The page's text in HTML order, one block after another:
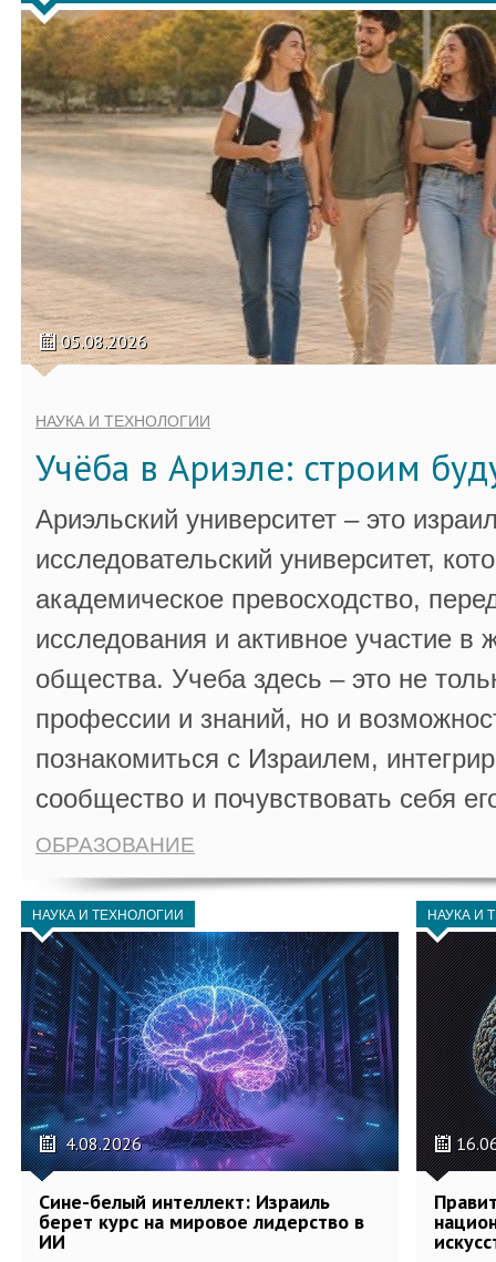
05.08.2026
НАУКА И ТЕХНОЛОГИИ
Учёба в Ариэле: строим
Ариэльский университет – это
исследовательский университет,
академическое превосходство,
исследования и активное участие в
общества. Учеба здесь – это не
профессии и знаний, но и
познакомиться с Израилем,
сообщество и почувствовать себя
ОБРАЗОВАНИЕ
НАУКА И ТЕХНОЛОГИИ
4.08.2026
Сине-белый интеллект: Израиль
берет курс на мировое лидерство в
ИИ
НАУКА И